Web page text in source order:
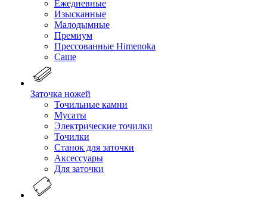
Ежедневные
Изысканные
Малодымные
Премиум
Прессованные Himenoka
Саше
Заточка ножей
Точильные камни
Мусаты
Электрические точилки
Точилки
Станок для заточки
Аксессуары
Для заточки